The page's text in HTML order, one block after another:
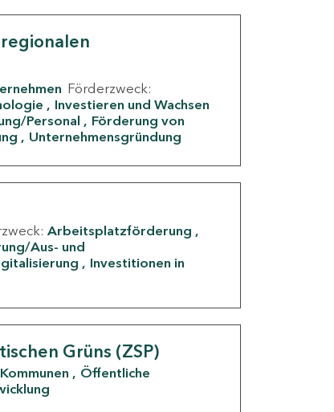
Förderzweck:
Investieren und Wachsen
Personal
Förderung von
Unternehmensgründung
Arbeitsplatzförderung
Aus- und
Investitionen in
Grüns (ZSP)
Kommunen
Öffentliche